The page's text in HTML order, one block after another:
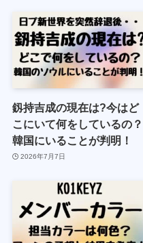
釼持吉成の現在は?今はど
こにいて何をしているの？
韓国にいることが判明！
2026年7月7日